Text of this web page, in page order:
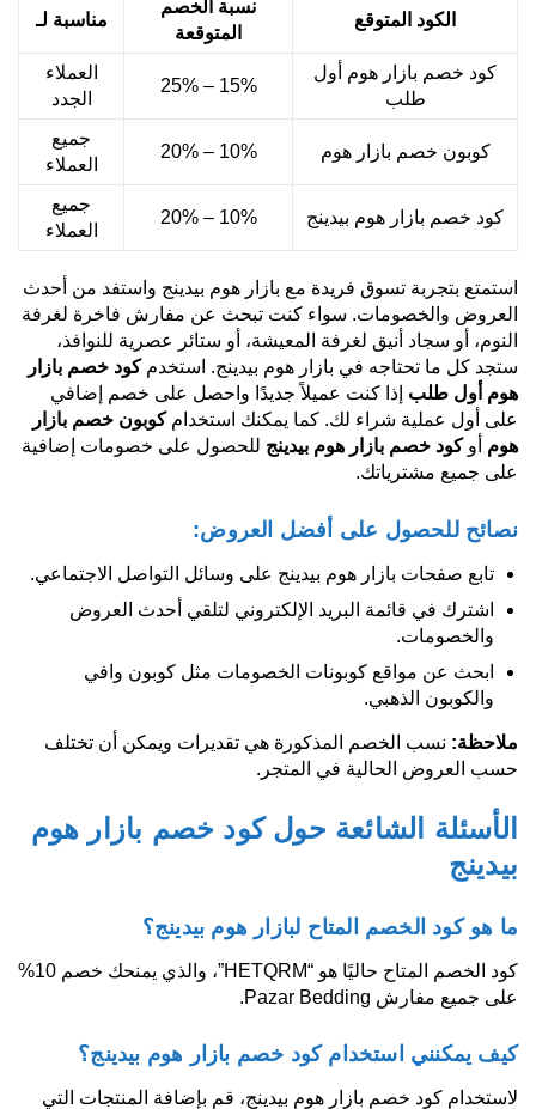
الكود المتوقع
نسبة الخصم
المتوقعة
مناسبة لـ
كود خصم بازار هوم أول
طلب
15% – 25%
العملاء
الجدد
كوبون خصم بازار هوم 10% – 20%
جميع
العملاء
كود خصم بازار هوم بيدينج 10% – 20%
جميع
العملاء
استمتع بتجربة تسوق فريدة مع بازار هوم بيدينج واستفد من أحدث
العروض والخصومات. سواء كنت تبحث عن مفارش فاخرة لغرفة
النوم، أو سجاد أنيق لغرفة المعيشة، أو ستائر عصرية للنوافذ،
ستجد كل ما تحتاجه في بازار هوم بيدينج. استخدمكود خصم بازار
هوم أول طلب إذا كنت عميلاً جديدًا واحصل على خصم إضافي
على أول عملية شراء لك. كما يمكنك استخدامكوبون خصم بازار
هوم أوكود خصم بازار هوم بيدينج للحصول على خصومات إضافية
على جميع مشترياتك.
نصائح للحصول على أفضل العروض:
تابع صفحات بازار هوم بيدينج على وسائل التواصل الاجتماعي.
اشترك في قائمة البريد الإلكتروني لتلقي أحدث العروض
والخصومات.
ابحث عن مواقع كوبونات الخصومات مثل كوبون وافي
والكوبون الذهبي.
ملاحظة: نسب الخصم المذكورة هي تقديرات ويمكن أن تختلف
حسب العروض الحالية في المتجر.
الأسئلة الشائعة حول كود خصم بازار هوم
بيدينج
ما هو كود الخصم المتاح لبازار هوم بيدينج؟
كود الخصم المتاح حاليًا هو “HETQRM”، والذي يمنحك خصم 10%
على جميع مفارش Pazar Bedding.
كيف يمكنني استخدام كود خصم بازار هوم بيدينج؟
لاستخدام كود خصم بازار هوم بيدينج، قم بإضافة المنتجات التي